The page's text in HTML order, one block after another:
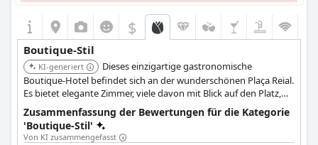
sich immer erinnern werden.
$
Boutique-Stil
KI-generiert
Dieses einzigartige gastronomische
Boutique-Hotel befindet sich an der wunderschönen Plaça Reial.
Es bietet elegante Zimmer, viele davon mit Blick auf den Platz,
und ist somit ein idealer Ausgangspunkt, um die historische
Stadt und ihre Esskultur zu erkunden.
Zusammenfassung der Bewertungen für die Kategorie
'Boutique-Stil'
Von KI zusammengefasst